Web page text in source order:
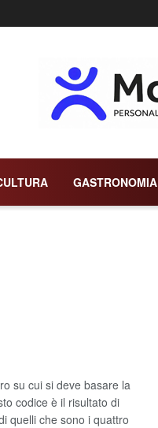
GASTRONOMIA
su cui si deve basare la
codice è il risultato di
quelli che sono i quattro